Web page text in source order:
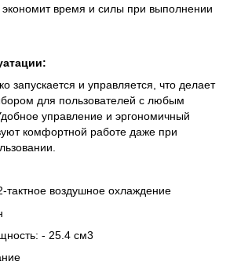
время и силы при выполнении
запускается и управляется, что делает
для пользователей с любым
управление и эргономичный
комфортной работе даже при
тактное воздушное охлаждение
- 25.4 см3